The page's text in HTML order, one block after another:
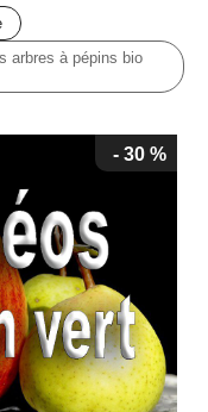
arbres à pépins bio
- 30 %